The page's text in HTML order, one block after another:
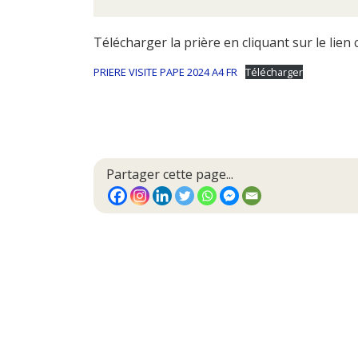
Télécharger la prière en cliquant sur le lien
PRIERE VISITE PAPE 2024 A4 FR Télécharger
Partager cette page...